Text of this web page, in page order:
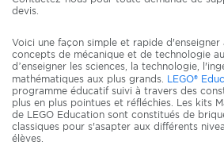
devis.
Voici une façon simple et rapide d'enseigner
concepts de mécanique et de technologie
d’enseigner les sciences, la technologie,
mathématiques aux plus grands. LEGO®
programme éducatif suivi à travers des
plus en plus pointues et réfléchies. Les kits
de LEGO Education sont constitués de
classiques pour s'asapter aux différents
élèves.